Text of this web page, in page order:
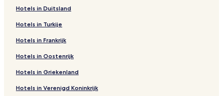
Hotels in Duitsland
Hotels in Turkije
Hotels in Frankrijk
Hotels in Oostenrijk
Hotels in Griekenland
Hotels in Verenigd Koninkrijk